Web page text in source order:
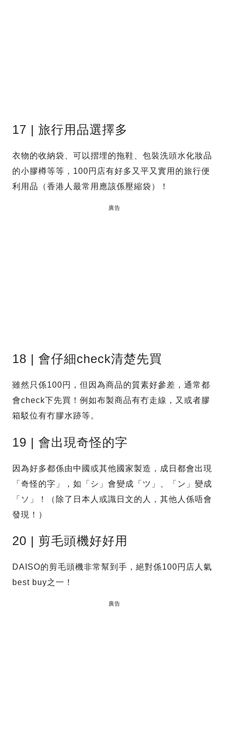
17 | 旅行用品選擇多
衣物的收納袋、可以摺埋的拖鞋、包裝洗頭水化妝品
的小膠樽等等，100円店有好多又平又實用的旅行便
利用品（香港人最常用應該係壓縮袋）！
廣告
18 | 會仔細check清楚先買
雖然只係100円，但因為商品的質素好參差，通常都
會check下先買！例如布製商品有冇走線，又或者膠
箱駁位有冇膠水跡等。
19 | 會出現奇怪的字
因為好多都係由中國或其他國家製造，成日都會出現
「奇怪的字」，如「シ」會變成「ツ」、「ン」變成
「ソ」！（除了日本人或識日文的人，其他人係唔會
發現！）
20 | 剪毛頭機好好用
DAISO的剪毛頭機非常幫到手，絕對係100円店人氣
best buy之一！
廣告